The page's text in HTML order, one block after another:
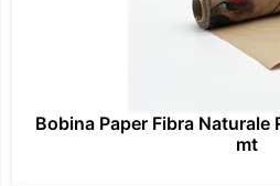
Bobina Paper Fibra Naturale
mt